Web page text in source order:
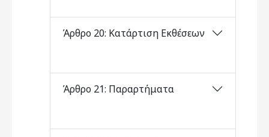
Άρθρο 20: Κατάρτιση Εκθέσεων
Άρθρο 21: Παραρτήματα